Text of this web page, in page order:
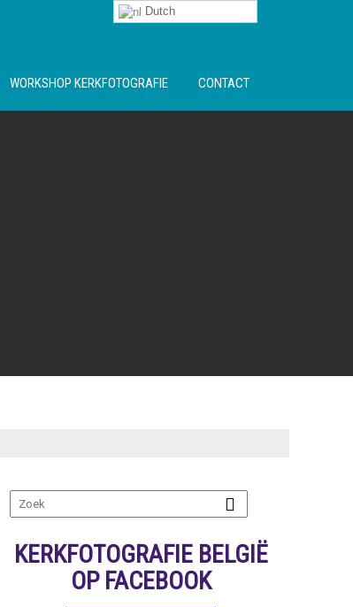
WORKSHOP KERKFOTOGRAFIE CONTACT
KERKFOTOGRAFIE BELGIË
OP FACEBOOK
Dutch